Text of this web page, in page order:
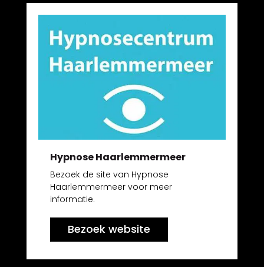
Hypnose Haarlemmermeer
Bezoek de site van Hypnose
Haarlemmermeer voor meer
informatie.
Bezoek website